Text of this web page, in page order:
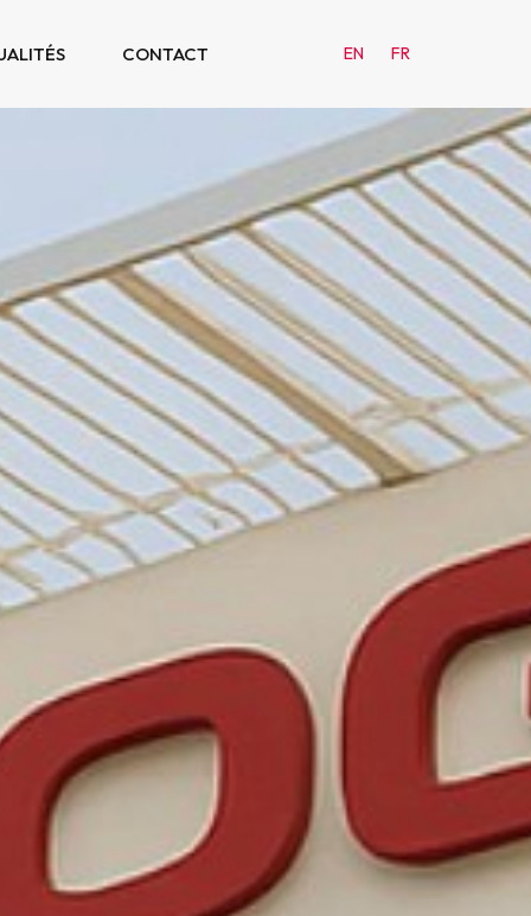
CONTACT EN FR